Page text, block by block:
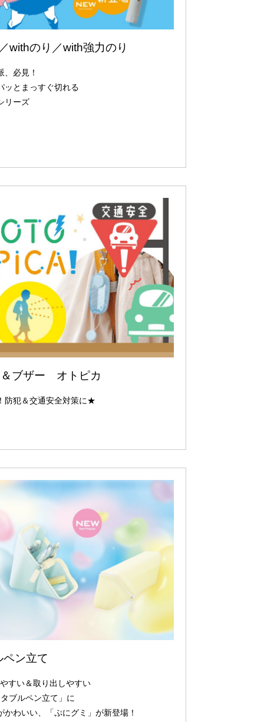
のり／with強力のり
必見！
ッとまっすぐ切れる
リーズ
＆ブザー オトピカ
防犯＆交通安全対策に★
ン立て
すい＆取り出しやすい
ブルペン立て」に
わいい、「ぷにグミ」が新登場！